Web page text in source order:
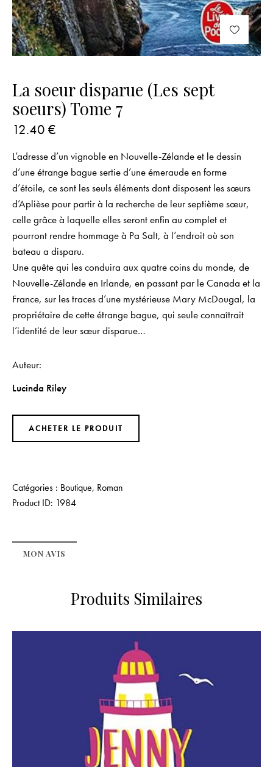
La soeur disparue (Les sept
soeurs) Tome 7
12.40 €
L’adresse d’un vignoble en Nouvelle-Zélande et le dessin
d’une étrange bague sertie d’une émeraude en forme
d’étoile, ce sont les seuls éléments dont disposent les sœurs
d’Aplièse pour partir à la recherche de leur septième sœur,
celle grâce à laquelle elles seront enfin au complet et
pourront rendre hommage à Pa Salt, à l’endroit où son
bateau a disparu.
Une quête qui les conduira aux quatre coins du monde, de
Nouvelle-Zélande en Irlande, en passant par le Canada et la
France, sur les traces d’une mystérieuse Mary McDougal, la
propriétaire de cette étrange bague, qui seule connaîtrait
l’identité de leur sœur disparue…
Auteur
Lucinda Riley
ACHETER LE PRODUIT
Catégories : Boutique, Roman
Product ID: 1984
MON AVIS
Produits Similaires